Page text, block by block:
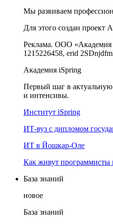
Мы развиваем
Для этого создан проект
Реклама. ООО
1215226458, erid
Академия iSpring
Первый шаг в
и интенсивы.
Институт iSpring
ИТ-вуз с дипломом
ИТ в Йошкар-Оле
Как живут
База знаний
новое
База знаний